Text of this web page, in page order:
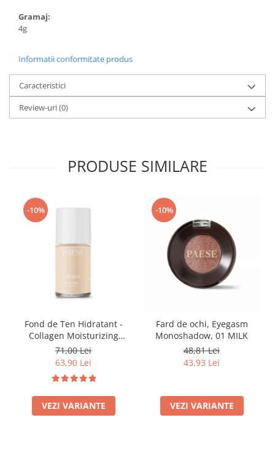
Gramaj:
4g
Informatii conformitate produs
Caracteristici
Review-uri(0)
PRODUSE SIMILARE
-10%
Fond de Ten Hidratant -
Collagen Moisturizing
Foundation-300n Vanilla
71,00 Lei
63,90 Lei
VEZI VARIANTE
-10%
Fard de ochi, Eyegasm
Monoshadow, 01 MILK
48,81 Lei
43,93 Lei
VEZI VARIANTE